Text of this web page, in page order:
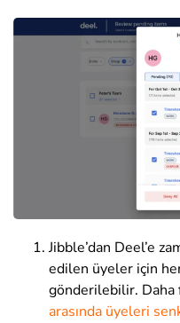
Jibble’dan Deel’e
edilen üyeler için
gönderilebilir. Daha
arasında üyeleri